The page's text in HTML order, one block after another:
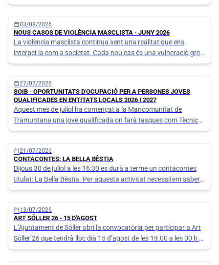
qualificades en el sector privat 2026-2027», promoguda pel
SOIB i finançada amb fons de Conferència Sectorial d’Ocupació
i Assumptes La
calendar_today03/08/2026
NOUS CASOS DE VIOLÈNCIA MASCLISTA - JUNY 2026
La violència masclista continua sent una realitat que ens
interpel·la com a societat. Cada nou cas és una vulneració greu
dels drets humans i una crida urgent a no mirar cap a una altra
banda.
calendar_today27/07/2026
SOIB - OPORTUNITATS D'OCUPACIÓ PER A PERSONES JOVES
QUALIFICADES EN ENTITATS LOCALS 2026 I 2027
Aquest mes de juliol ha començat a la Mancomunitat de
Tramuntana una jove qualificada on farà tasques com Tècnica
jurídica, per un termini d'un any, gràcies al programa «SOIB-
Oportunitats d'Ocupació per a Persones Joves Qualificades en
entitats locals per a l
calendar_today21/07/2026
CONTACONTES: LA BELLA BÈSTIA
Dijous 30 de juliol a les 16:30 es durà a terme un contacontes
titulat: La Bella Bèstia. Per aquesta activitat necessitem saber
qui participarà per tenir en compte el material necessari.
calendar_today13/07/2026
ART SÓLLER 26 - 15 D'AGOST
L’Ajuntament de Sóller obri la convocatòria per participar a Art
Sóller’26 que tendrà lloc dia 15 d’agost de les 19.00 a les 00 h a
la Plaça Constitució. Art Sóller´26 és una oportunitat per
mostrar creacions en espais públics i donar a conèixer l’obra